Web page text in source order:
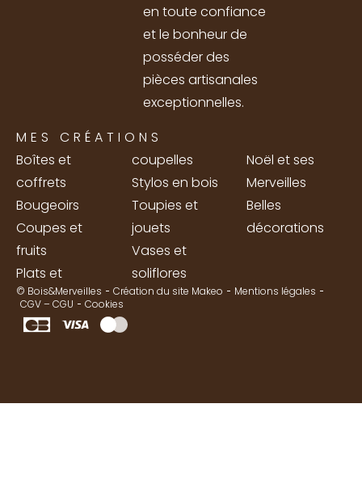
en toute confiance
et le bonheur de
posséder des
pièces artisanales
exceptionnelles.
MES CRÉATIONS
Boîtes et
coffrets
Bougeoirs
Coupes et
fruits
Plats et
coupelles
Stylos en bois
Toupies et
jouets
Vases et
soliflores
Noël et ses
Merveilles
Belles
décorations
© Bois&Merveilles Création du site Makeo
Mentions légales
CGV – CGU
Cookies